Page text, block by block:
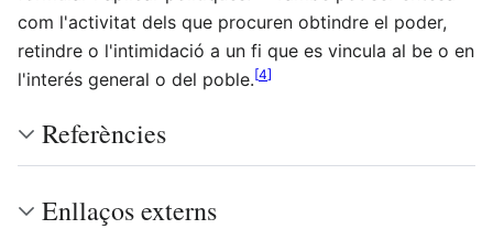
com l'activitat dels que procuren obtindre el poder,
retindre o l'intimidació a un fi que es vincula al be o en
l'interés general o del poble.[4]
Referències
Enllaços externs